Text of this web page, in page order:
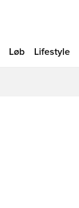
Løb Lifestyle